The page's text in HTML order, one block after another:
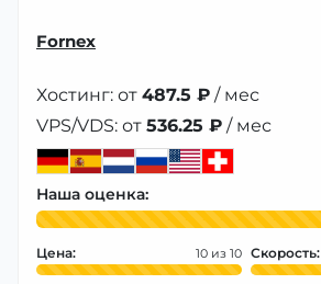
Fornex
Хостинг: от 487.5 ₽ / мес
VPS/VDS: от 536.25 ₽ / мес
Наша оценка:
Цена: 10 Скорость: